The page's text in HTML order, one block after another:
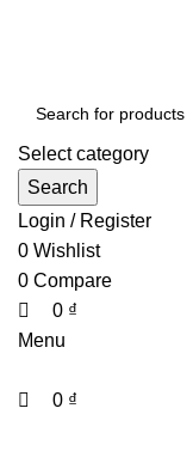
Select category
Search
Login / Register
0 Wishlist
0 Compare
0 ₫
Menu
0 ₫